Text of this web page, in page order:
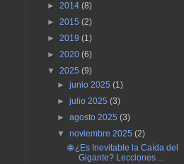
► 2014 (8)
► 2015 (2)
► 2019 (1)
► 2020 (6)
▼ 2025 (9)
►junio 2025(1)
►julio 2025(3)
►agosto 2025(3)
▼noviembre 2025(2)
🌐 ¿Es Inevitable la Caída del
Gigante? Lecciones ...